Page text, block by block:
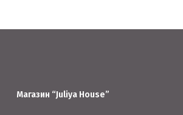
сторінці
Магазин “Juliya House”